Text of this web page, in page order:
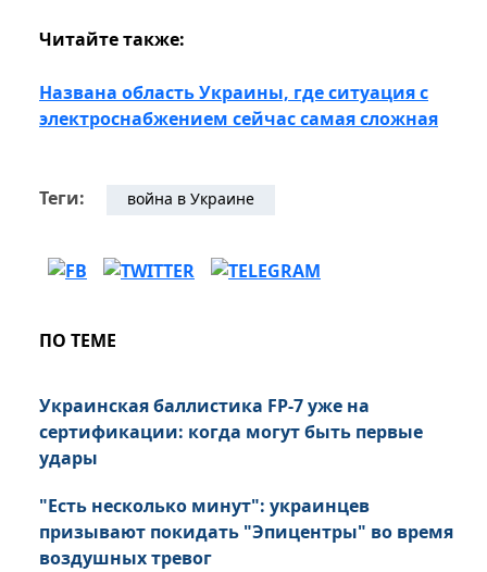
Читайте также:
Названа область Украины, где ситуация с
электроснабжением сейчас самая сложная
Теги: война в Украине
ПО ТЕМЕ
Украинская баллистика FP-7 уже на
сертификации: когда могут быть первые
удары
"Есть несколько минут": украинцев
призывают покидать "Эпицентры" во время
воздушных тревог